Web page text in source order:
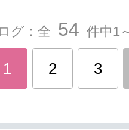
グ：全 54 件中1
1 2 3